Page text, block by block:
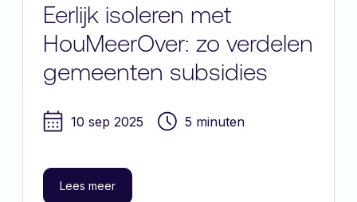
Eerlijk isoleren met
HouMeerOver: zo verdelen
gemeenten subsidies
10 sep 2025 5 minuten
Lees meer